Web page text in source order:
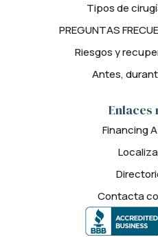
Tipos de
PREGUNTAS
Riesgos y
Antes,
Enlaces
Financing
Contacta